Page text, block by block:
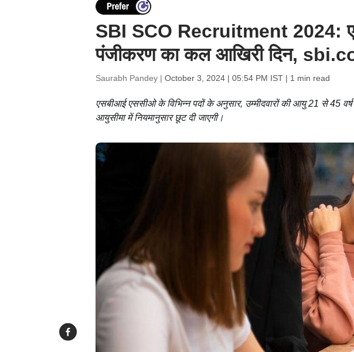
SBI SCO Recruitment 2024:
पंजीकरण का कल आखिरी दिन,
Saurabh Pandey | October 3, 2024 | 05:54 PM IST| 1 min read
एसबीआई एससीओ के विभिन्न पदों के अनुसार, उम्मीदवारों की आयु 21 से 45 वर्ष
आयुसीमा में नियमानुसार छूट दी जाएगी।